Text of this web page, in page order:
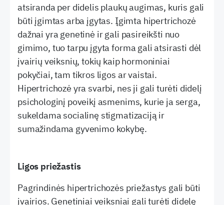
atsiranda per didelis plaukų augimas, kuris gali
būti įgimtas arba įgytas. Įgimta hipertrichozė
dažnai yra genetinė ir gali pasireikšti nuo
gimimo, tuo tarpu įgyta forma gali atsirasti dėl
įvairių veiksnių, tokių kaip hormoniniai
pokyčiai, tam tikros ligos ar vaistai.
Hipertrichozė yra svarbi, nes ji gali turėti didelį
psichologinį poveikį asmenims, kurie ja serga,
sukeldama socialinę stigmatizaciją ir
sumažindama gyvenimo kokybę.
Ligos priežastis
Pagrindinės hipertrichozės priežastys gali būti
įvairios. Genetiniai veiksniai gali turėti didelę